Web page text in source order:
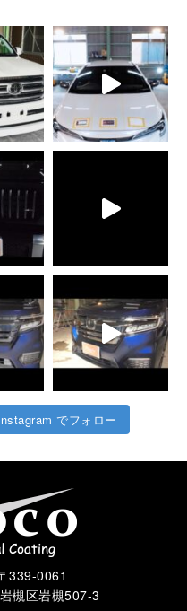
でフォロー
339-0061
槻区岩槻507-3